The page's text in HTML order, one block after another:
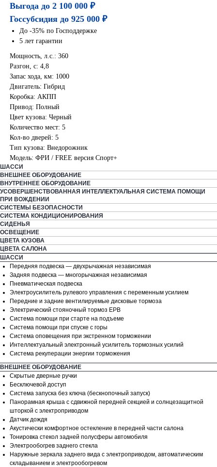
Выгода до 2 100 000 ₽
Госсубсидия до 925 000 ₽
До -35% по Господдержке
5 лет гарантии
Мощность, л.с.: 360
Разгон, с: 4,8
Запас хода, км: 1000
Двигатель: Гибрид
Коробка: АКПП
Привод: Полный
Цвет кузова: Черный
Количество мест: 5
Кол-во дверей: 5
Тип кузова: Внедорожник
Модель: ФРИ / FREE версия Спорт+
ШАССИ
ВНЕШНЕЕ ОБОРУДОВАНИЕ
ВНУТРЕННЕЕ ОБОРУДОВАНИЕ
УСОВЕРШЕНСТВОВАННАЯ ИНТЕЛЛЕКТУАЛЬНАЯ СИСТЕМА ПОМОЩИ
ПРИ ВОЖДЕНИИ
СИСТЕМЫ БЕЗОПАСНОСТИ
СИСТЕМА КОНДИЦИОНИРОВАНИЯ
СИДЕНЬЯ
ОСВЕЩЕНИЕ
ЦВЕТА КУЗОВА
ЦВЕТА САЛОНА
ШАССИ
Передняя подвеска — двухрычажная независимая
Задняя подвеска — многорычажная независимая
Пневматическая подвеска
Электроусилитель рулевого управления с переменным усилием
Передние и задние вентилируемые дисковые тормоза
Электрический стояночный тормоз EPB
Система помощи при старте на подъеме
Система помощи при спуске с горы
Система оповещения при экстренном торможении
Интеллектуальный электронный усилитель тормозных усилий
Система рекуперации энергии торможения
ВНЕШНЕЕ ОБОРУДОВАНИЕ
Скрытые дверные ручки
Бесключевой доступ
Система запуска без ключа (бескнопочный запуск)
Панорамная крыша с сдвижной передней секцией и солнцезащитной
шторкой с электроприводом
Датчик дождя
Акустически комфортное остекление в передней части салона
Тонировка стекол задней полусферы автомобиля
Электрообогрев заднего стекла
Наружные зеркала заднего вида с электроприводом, автоматическим
складыванием и электрообогревом